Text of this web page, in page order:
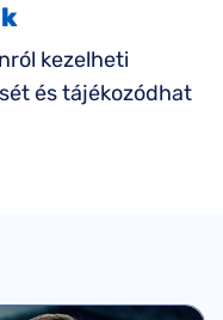
kezelheti
és tájékozódhat